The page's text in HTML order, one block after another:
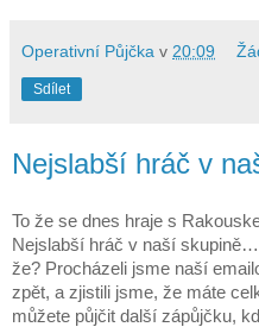
Operativní Půjčka v 20:09
Sdílet
Nejslabší hráč v
To že se dnes hraje s
Nejslabší hráč v naší
že? Procházeli jsme naší
zpět, a zjistili jsme, že máte
můžete půjčit další zápůjčku,